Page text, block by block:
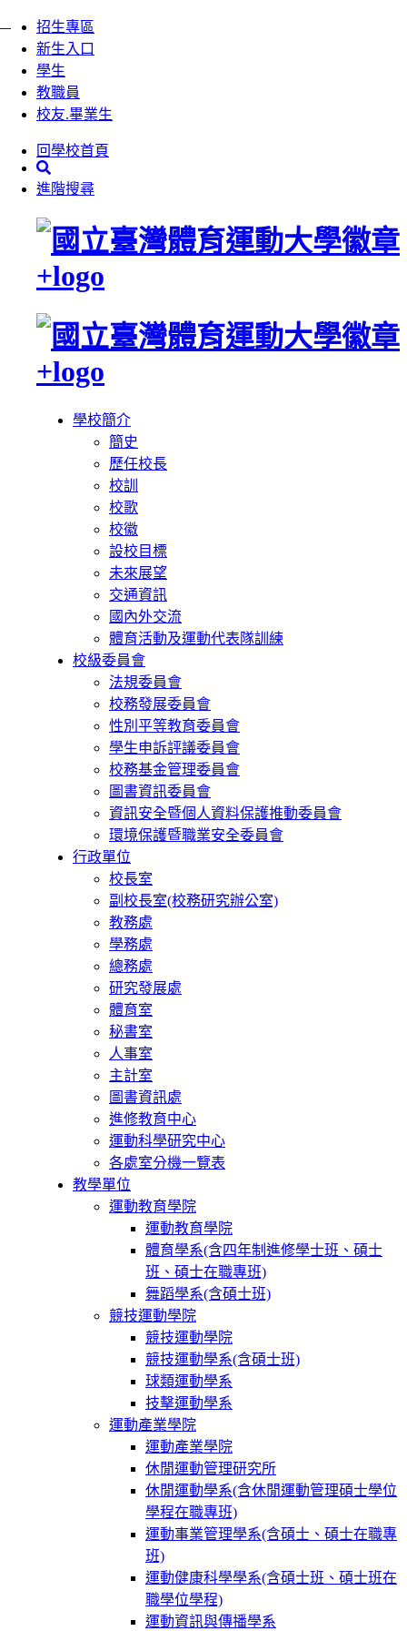
跳
招生專區
新生入口
學生
教職員
校友.畢業生
回學校首頁
進階搜尋
學校簡介
簡史
歷任校長
校訓
校歌
校徽
設校目標
未來展望
交通資訊
國內外交流
體育活動及運動代表隊訓練
校級委員會
法規委員會
校務發展委員會
性別平等教育委員會
學生申訴評議委員會
校務基金管理委員會
圖書資訊委員會
資訊安全暨個人資料保護推動委員會
環境保護暨職業安全委員會
行政單位
校長室
副校長室(校務研究辦公室)
教務處
學務處
總務處
研究發展處
體育室
秘書室
人事室
主計室
圖書資訊處
進修教育中心
運動科學研究中心
各處室分機一覽表
教學單位
運動教育學院
運動教育學院
體育學系(含四年制進修學士班、碩士
班、碩士在職專班)
舞蹈學系(含碩士班)
競技運動學院
競技運動學院
競技運動學系(含碩士班)
球類運動學系
技擊運動學系
運動產業學院
運動產業學院
休閒運動管理研究所
休閒運動學系(含休閒運動管理碩士學位
學程在職專班)
運動事業管理學系(含碩士、碩士在職專
班)
運動健康科學學系(含碩士班、碩士班在
職學位學程)
運動資訊與傳播學系